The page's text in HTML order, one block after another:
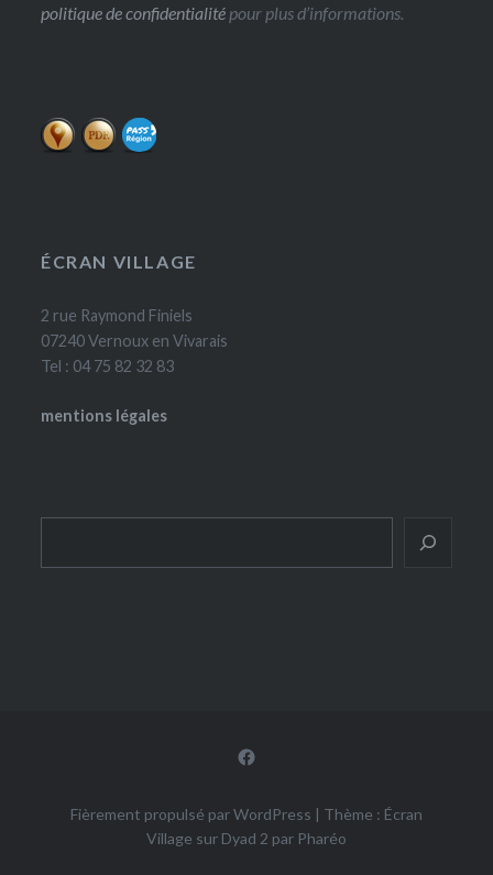
politique de confidentialité pour plus d’informations.
ÉCRAN VILLAGE
2 rue Raymond Finiels
07240 Vernoux en Vivarais
Tel : 04 75 82 32 83
mentions légales
Facebook
Fièrement propulsé par WordPress | Thème : Écran
Village sur Dyad 2 par Pharéo